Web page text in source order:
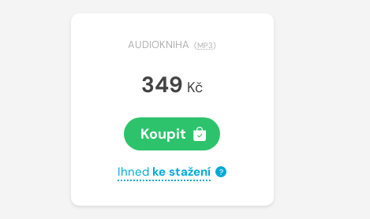
AUDIOKNIHA (MP3)
349 Kč
Koupit
Ihned ke stažení ?